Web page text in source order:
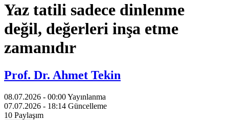
Yaz tatili sadece dinlenme
değil, değerleri inşa etme
zamanıdır
Prof. Dr. Ahmet Tekin
08.07.2026 - 00:00Yayınlanma
07.07.2026 - 18:14 Güncelleme
10 Paylaşım